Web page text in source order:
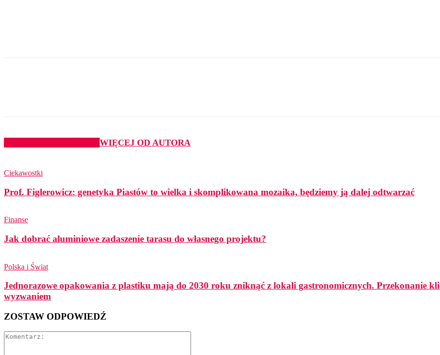
WIĘCEJ OD AUTORA
Ciekawostki
Prof. Figlerowicz: genetyka Piastów to wielka i skomplikowana mozaika, będziemy ją dalej odtwarzać
Finanse
Jak dobrać aluminiowe zadaszenie tarasu do własnego projektu?
Polska i Świat
Jednorazowe opakowania z plastiku mają do 2030 roku zniknąć z lokali gastronomicznych. Przekonanie
wyzwaniem
ZOSTAW ODPOWIEDŹ